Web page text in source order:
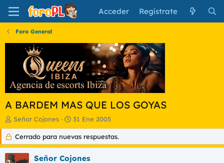
Acceder Regístrate
Foro General
A BARDEM MAS QUE LOS GOYAS
I
n
c
i
Señor Cojones
F
e
c
h
31 Ene 2005
Cerrado para nuevas respuestas.
Señor Cojones